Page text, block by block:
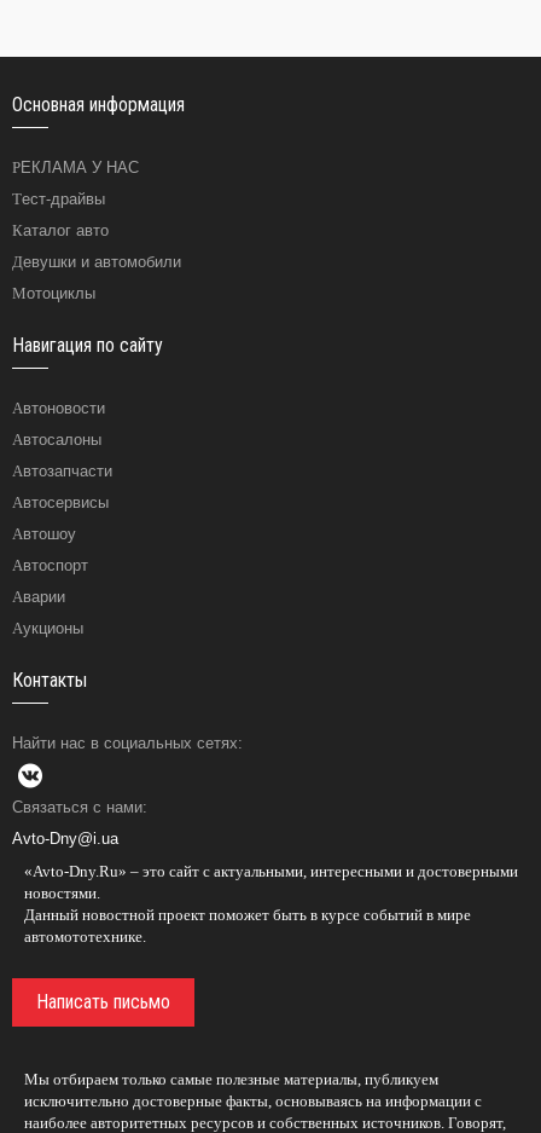
Основная информация
РЕКЛАМА У НАС
Тест-драйвы
Каталог авто
Девушки и автомобили
Мотоциклы
Навигация по сайту
Автоновости
Автосалоны
Автозапчасти
Автосервисы
Автошоу
Автоспорт
Аварии
Аукционы
Контакты
Найти нас в социальных сетях:
Связаться с нами:
Avto-Dny@i.ua
«Avto-Dny.Ru» – это сайт с актуальными, интересными и достоверными
новостями.
Данный новостной проект поможет быть в курсе событий в мире
автомототехнике.
Написать письмо
Мы отбираем только самые полезные материалы, публикуем
исключительно достоверные факты, основываясь на информации с
наиболее авторитетных ресурсов и собственных источников. Говорят,